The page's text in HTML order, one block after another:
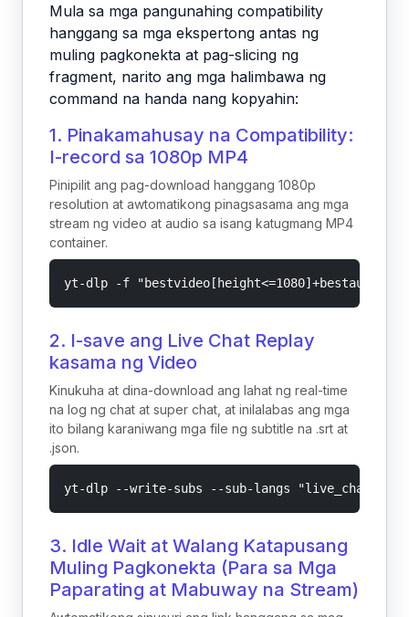
Mula sa mga pangunahing compatibility
hanggang sa mga ekspertong antas ng
muling pagkonekta at pag-slicing ng
fragment, narito ang mga halimbawa ng
command na handa nang kopyahin:
1. Pinakamahusay na Compatibility:
I-record sa 1080p MP4
Pinipilit ang pag-download hanggang 1080p
resolution at awtomatikong pinagsasama ang mga
stream ng video at audio sa isang katugmang MP4
container.
yt-dlp -f "bestvideo[height<=1080]+bestaudio/
2. I-save ang Live Chat Replay
kasama ng Video
Kinukuha at dina-download ang lahat ng real-time
na log ng chat at super chat, at inilalabas ang mga
ito bilang karaniwang mga file ng subtitle na .srt at
.json.
yt-dlp --write-subs --sub-langs "live_chat" --
3. Idle Wait at Walang Katapusang
Muling Pagkonekta (Para sa Mga
Paparating at Mabuway na Stream)